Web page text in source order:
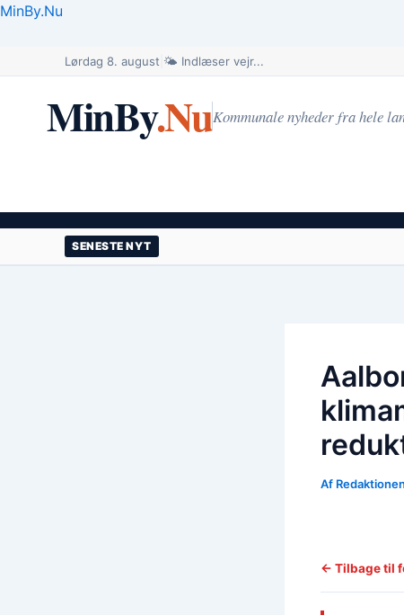
Gå
MinBy.Nu
Lørdag 8. august 🌤️ Indlæser vejr...
MinBy.NuKommunale nyheder fra hele
SENESTE NYT
Af Redaktionen
← Tilbage til